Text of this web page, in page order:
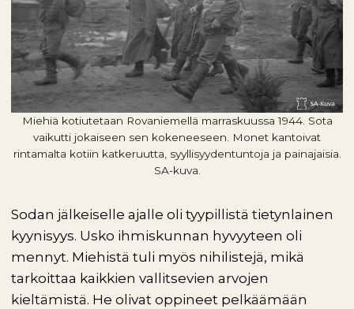
Miehiä kotiutetaan Rovaniemellä marraskuussa 1944. Sota
vaikutti jokaiseen sen kokeneeseen. Monet kantoivat
rintamalta kotiin katkeruutta, syyllisyydentuntoja ja painajaisia.
SA-kuva.
Sodan jälkeiselle ajalle oli tyypillistä tietynlainen
kyynisyys. Usko ihmiskunnan hyvyyteen oli
mennyt. Miehistä tuli myös nihilistejä, mikä
tarkoittaa kaikkien vallitsevien arvojen
kieltämistä. He olivat oppineet pelkäämään